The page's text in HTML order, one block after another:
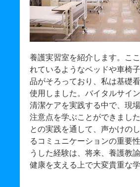
養護実習室を紹介します。こ
れているようなベッドや車椅
品がそろっており、私は基礎
使用しました。バイタルサイ
清潔ケアを実践する中で、現
注意点を学ぶことができまし
との実践を通して、声かけの
るコミュニケーションの重要
うした経験は、将来、養護教
健康を支える上で大変貴重な